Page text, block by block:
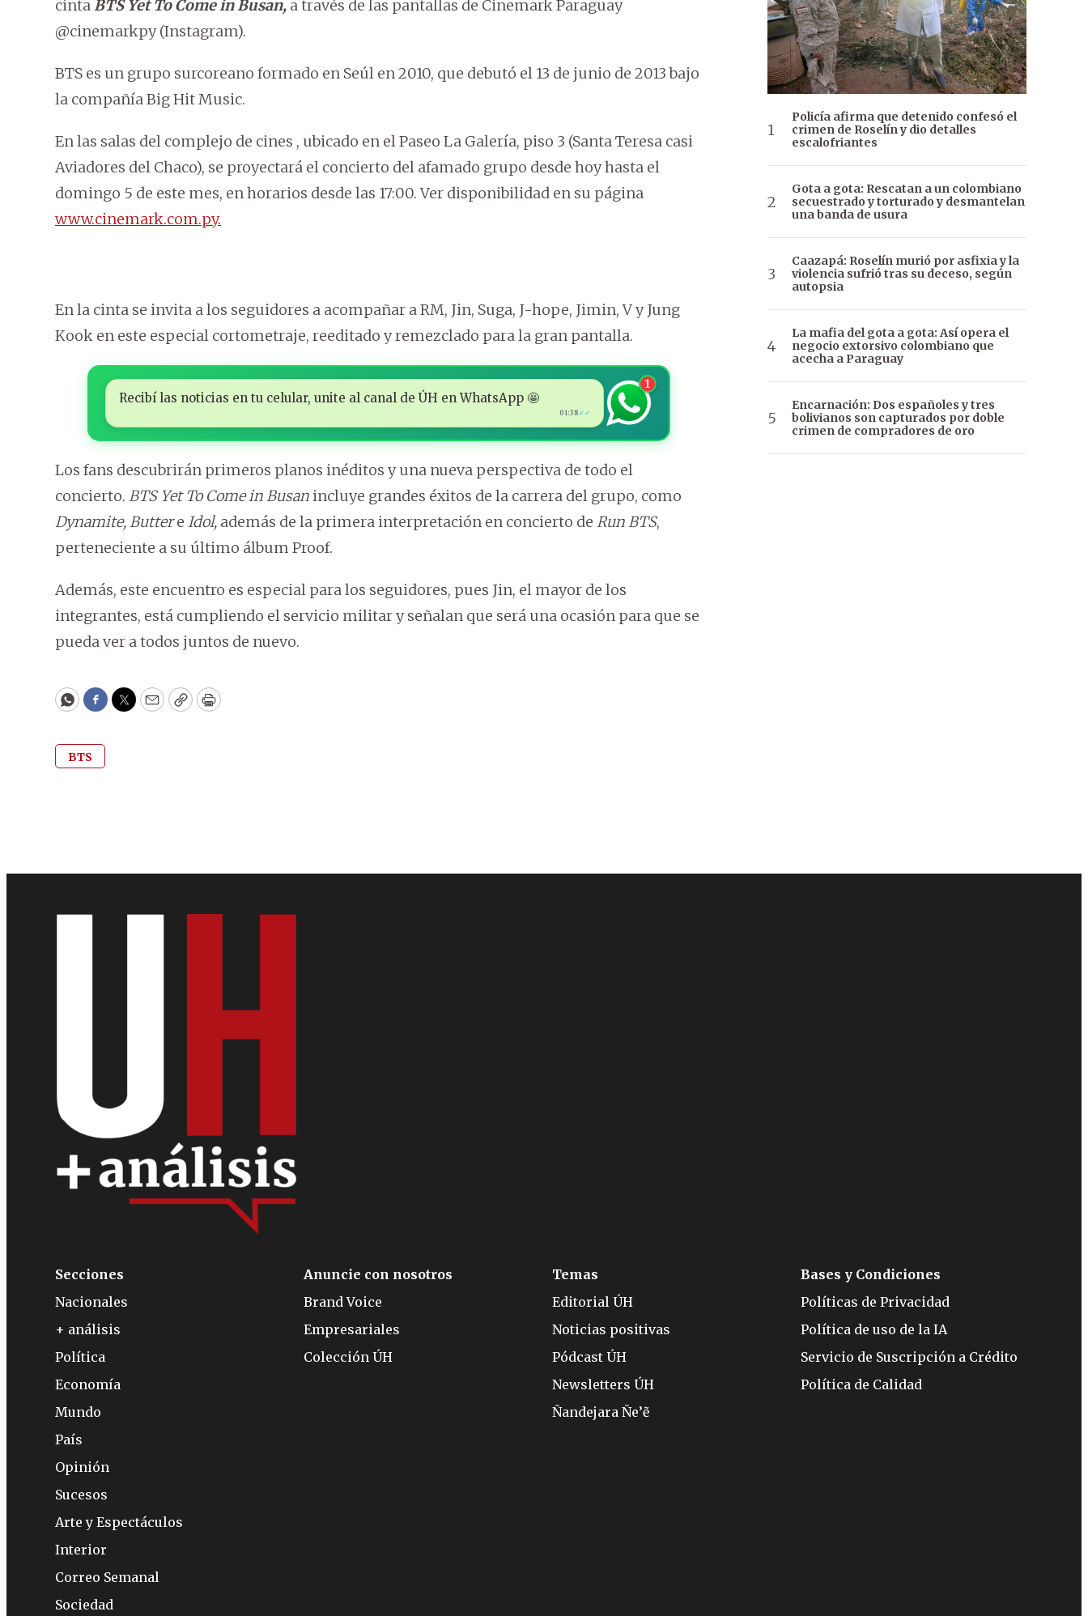
cintaBTS Yet To Come in Busan, a través de las pantallas de Cinemark Paraguay
@cinemarkpy (Instagram).
BTS es un grupo surcoreano formado en Seúl en 2010, que debutó el 13 de junio de 2013 bajo
la compañía Big Hit Music.
En las salas del complejo de cines , ubicado en el Paseo La Galería, piso 3 (Santa Teresa casi
Aviadores del Chaco), se proyectará el concierto del afamado grupo desde hoy hasta el
domingo 5 de este mes, en horarios desde las 17:00. Ver disponibilidad en su página
www.cinemark.com.py.
En la cinta se invita a los seguidores a acompañar a RM, Jin, Suga, J-hope, Jimin, V y Jung
Kook en este especial cortometraje, reeditado y remezclado para la gran pantalla.
Recibí las noticias en tu celular, unite al canal de ÚH en WhatsApp 🤩
01:38 ✓✓
1
Los fans descubrirán primeros planos inéditos y una nueva perspectiva de todo el
concierto. BTS Yet To Come in Busanincluye grandes éxitos de la carrera del grupo, como
Dynamite, Buttere Idol, además de la primera interpretación en concierto de Run BTS,
perteneciente a su último álbum Proof.
Además, este encuentro es especial para los seguidores, pues Jin, el mayor de los
integrantes, está cumpliendo el servicio militar y señalan que será una ocasión para que se
pueda ver a todos juntos de nuevo.
WhatsApp
Facebook
Twitter
EmailCopyPrint
BTS
Policía afirma que detenido confesó el
crimen de Roselín y dio detalles
escalofriantes
Gota a gota: Rescatan a un colombiano
secuestrado y torturado y desmantelan
una banda de usura
Caazapá: Roselín murió por asfixia y la
violencia sufrió tras su deceso, según
autopsia
La mafia del gota a gota: Así opera el
negocio extorsivo colombiano que
acecha a Paraguay
Encarnación: Dos españoles y tres
bolivianos son capturados por doble
crimen de compradores de oro
Secciones
Nacionales
+ análisis
Política
Economía
Mundo
País
Opinión
Sucesos
Arte y Espectáculos
Interior
Correo Semanal
Sociedad
Anuncie con nosotros
Brand Voice
Empresariales
Colección ÚH
Temas
Editorial ÚH
Noticias positivas
Pódcast ÚH
Newsletters ÚH
Ñandejara Ñe’ẽ
Bases y Condiciones
Políticas de Privacidad
Política de uso de la IA
Servicio de Suscripción a Crédito
Política de Calidad